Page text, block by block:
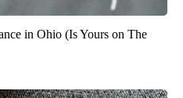
in Ohio (Is Yours on The